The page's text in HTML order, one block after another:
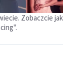
Zobaczcie jak